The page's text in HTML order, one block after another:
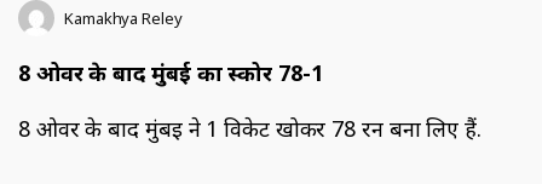
Kamakhya Reley
8 ओवर के बाद मुंबई का स्कोर 78-1
8 ओवर के बाद मुंबई ने 1 विकेट खोकर 78 रन बना लिए हैं.